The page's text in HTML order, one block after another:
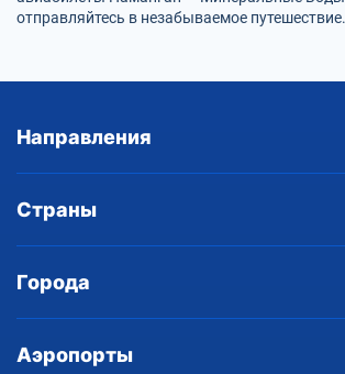
отправляйтесь в незабываемое путешествие.
Направления
Страны
Города
Аэропорты